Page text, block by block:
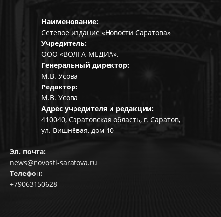
Наименование:
Сетевое издание «Новости Саратова»
Учредитель:
ООО «ВОЛГА-МЕДИА».
Генеральный директор:
М.В. Усова
Редактор:
М.В. Усова
Адрес учредителя и редакции:
410040, Саратовская область, г. Саратов,
ул. Вишнёвая, дом 10
Эл. почта:
news@novosti-saratova.ru
Телефон:
+79063150628